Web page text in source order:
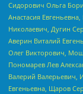
Сидорович Ольга
Анастасия
Николаевич, Дугин
Аверин Виталий
Олег Викторович,
Пономарев Лев
Валерий Валерьевич,
Евгеньевна, Щаров